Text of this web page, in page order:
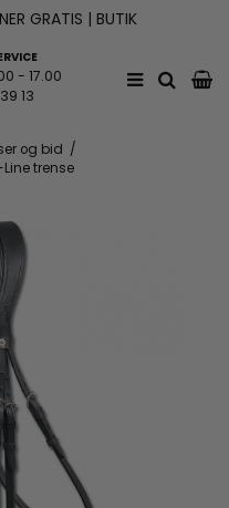
GRATIS | BUTIK
- 17.00
13
og bid /
Line trense